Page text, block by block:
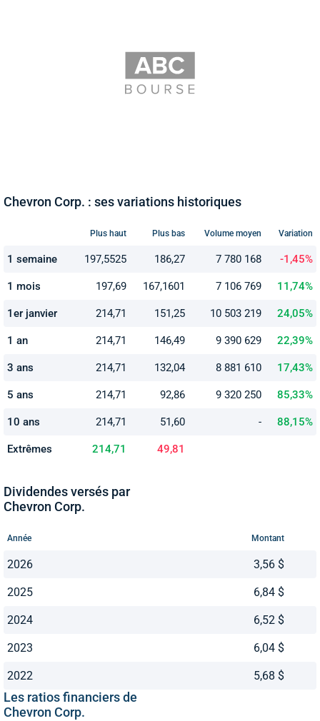
Chevron Corp. : ses variations historiques
Plus haut Plus bas Volume moyen Variation
1 semaine 197,5525 186,27 7 780 168 -1,45%
1 mois 197,69 167,1601 7 106 769 11,74%
1er janvier 214,71 151,25 10 503 219 24,05%
1 an 214,71 146,49 9 390 629 22,39%
3 ans 214,71 132,04 8 881 610 17,43%
5 ans 214,71 92,86 9 320 250 85,33%
10 ans 214,71 51,60 - 88,15%
Extrêmes 214,71 49,81
Dividendes versés par
Chevron Corp.
Année Montant
2026 3,56 $
2025 6,84 $
2024 6,52 $
2023 6,04 $
2022 5,68 $
Les ratios financiers de
Chevron Corp.